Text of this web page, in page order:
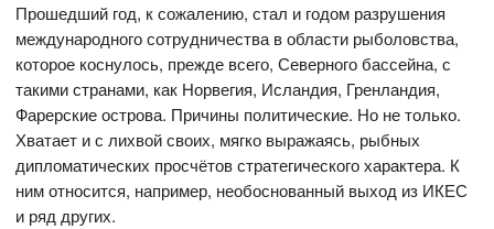
Прошедший год, к сожалению, стал и годом разрушения
международного сотрудничества в области рыболовства,
которое коснулось, прежде всего, Северного бассейна, с
такими странами, как Норвегия, Исландия, Гренландия,
Фарерские острова. Причины политические. Но не только.
Хватает и с лихвой своих, мягко выражаясь, рыбных
дипломатических просчётов стратегического характера. К
ним относится, например, необоснованный выход из ИКЕС
и ряд других.